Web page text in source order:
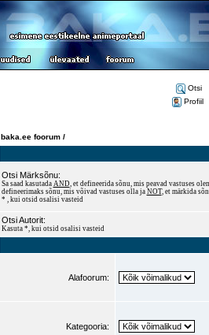
Otsi
Profiil
baka.ee foorum /
Otsi Märksõnu:
Sa saad kasutada AND, et defineerida sõnu, mis peavad vastuses
defineerimaks sõnu, mis võivad vastuses olla ja NOT, et märkida
* , kui otsid osalisi vasteid
Otsi Autorit:
Kasuta *, kui otsid osalisi vasteid
Alafoorum:
Kategooria: